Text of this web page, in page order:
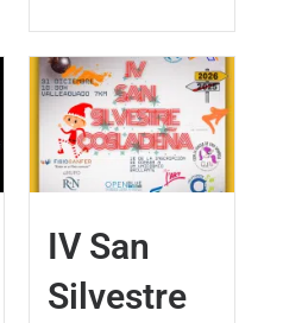
IV San
Silvestre